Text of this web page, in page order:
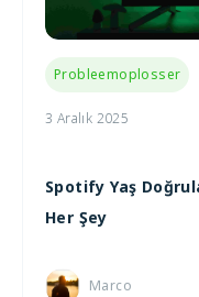
Probleemoplosser
3 Aralık 2025
Spotify Yaş
Her Şey
Marco